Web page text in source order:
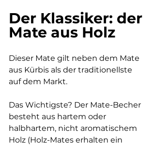
Der Klassiker: der
Mate aus Holz
Dieser Mate gilt neben dem Mate
aus Kürbis als der traditionellste
auf dem Markt.
Das Wichtigste? Der Mate-Becher
besteht aus hartem oder
halbhartem, nicht aromatischem
Holz (Holz-Mates erhalten ein